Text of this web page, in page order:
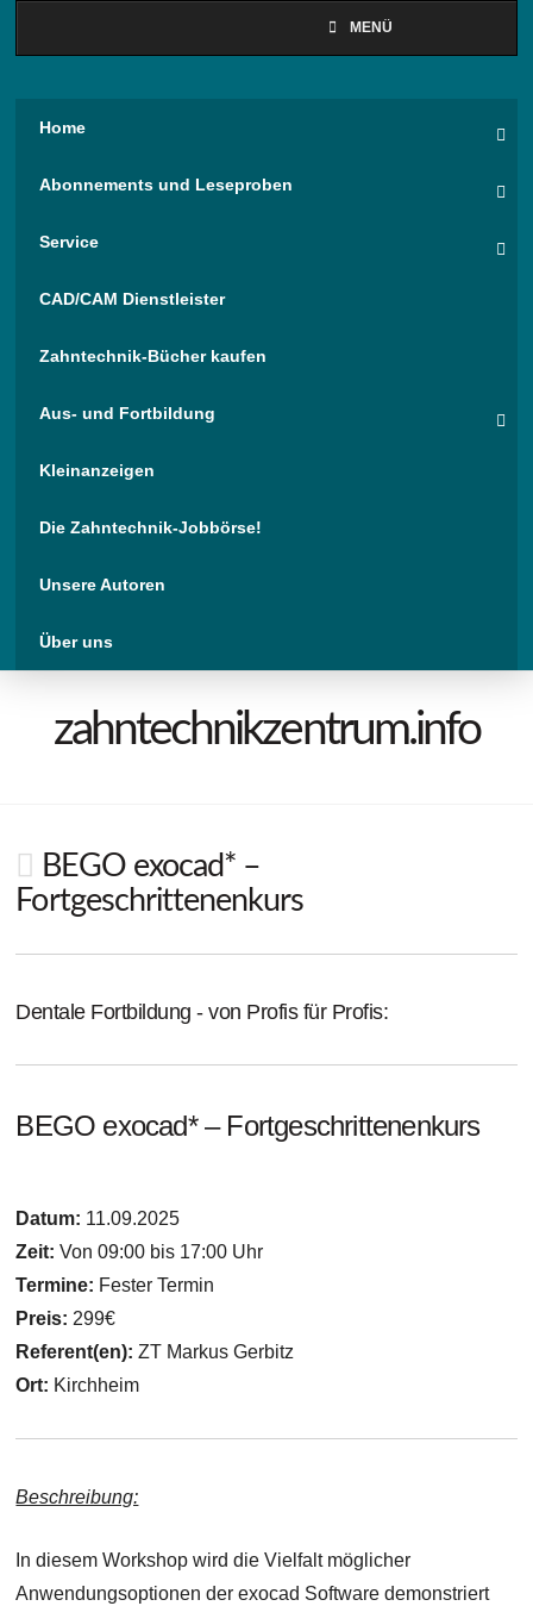
MENÜ
Home
Abonnements und Leseproben
Service
CAD/CAM Dienstleister
Zahntechnik-Bücher kaufen
Aus- und Fortbildung
Kleinanzeigen
Die Zahntechnik-Jobbörse!
Unsere Autoren
Über uns
zahntechnikzentrum.info
BEGO exocad* –
Fortgeschrittenenkurs
Dentale Fortbildung - von Profis für Profis:
BEGO exocad* – Fortgeschrittenenkurs
Datum: 11.09.2025
Zeit: Von 09:00 bis 17:00 Uhr
Termine: Fester Termin
Preis: 299€
Referent(en):ZT Markus Gerbitz
Ort: Kirchheim
Beschreibung:
In diesem Workshop wird die Vielfalt möglicher
Anwendungsoptionen der exocad Software demonstriert